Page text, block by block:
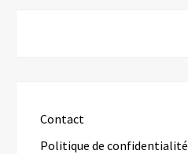
Contact
Politique de confidentialité